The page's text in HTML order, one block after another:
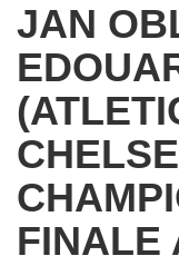
JAN
FINALE